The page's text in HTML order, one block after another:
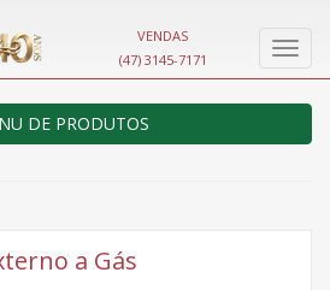
VENDAS
(47) 3145-7171
DE PRODUTOS
a Gás